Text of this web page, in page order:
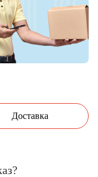
Доставка